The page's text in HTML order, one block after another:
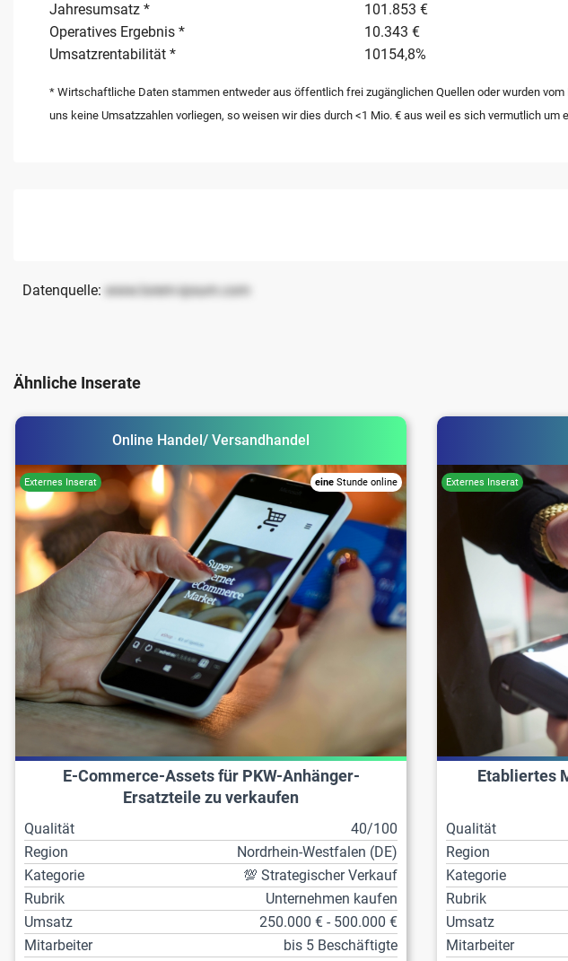
Jahresumsatz *
101.853 €
Operatives Ergebnis *
10.343 €
Umsatzrentabilität *
10154,8%
* Wirtschaftliche Daten stammen entweder aus öffentlich frei zugänglichen Quellen oder wurden
uns keine Umsatzzahlen vorliegen, so weisen wir dies durch <1 Mio. € aus weil es sich vermutlich um
Datenquelle: www.lorem-ipsum.com
Ähnliche Inserate
Online Handel/ Versandhandel
eine Stunde online
E-Commerce-Assets für PKW-Anhänger-
Ersatzteile zu verkaufen
Qualität
40/100
Region
Nordrhein-Westfalen (DE)
Kategorie
💯 Strategischer Verkauf
Rubrik
Unternehmen kaufen
Umsatz
250.000 € - 500.000 €
Mitarbeiter
bis 5 Beschäftigte
Etabliertes
Qualität
Region
Kategorie
Rubrik
Umsatz
Mitarbeiter